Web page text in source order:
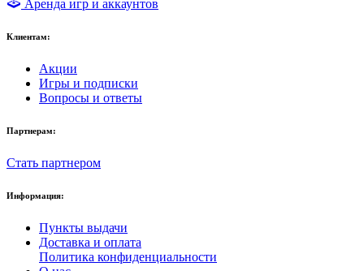
Аренда игр и аккаунтов
Клиентам:
Акции
Игры и подписки
Вопросы и ответы
Партнерам:
Стать партнером
Информация:
Пункты выдачи
Доставка и оплата
Политика конфиденциальности